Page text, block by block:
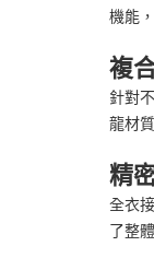
機能
複
針對
龍材
精
全衣
了整